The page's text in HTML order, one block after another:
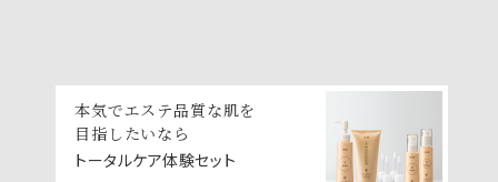
本気でエステ品質な肌を
目指したいなら
トータルケア体験セット